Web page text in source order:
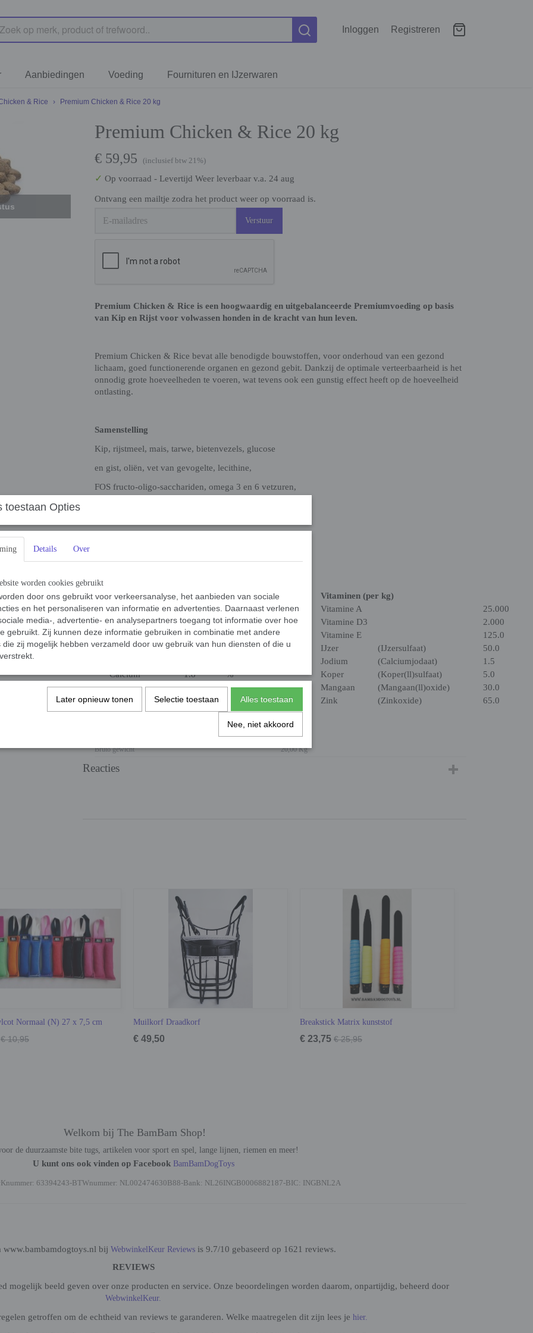
Inloggen Registreren
Aanbiedingen Voeding Fournituren en IJzerwaren
& Rice › Premium Chicken & Rice 20 kg
Premium Chicken & Rice 20 kg
€ 59,95 (inclusief btw 21%)
✓ Op voorraad - Levertijd Weer leverbaar v.a. 24 aug
Ontvang een mailtje zodra het product weer op voorraad is.
Verstuur
Premium Chicken & Rice is een hoogwaardig en uitgebalanceerde Premiumvoeding op basis
van Kip en Rijst voor volwassen honden in de kracht van hun leven.
Premium Chicken & Rice bevat alle benodigde bouwstoffen, voor onderhoud van een gezond
lichaam, goed functionerende organen en gezond gebit. Dankzij de optimale verteerbaarheid is het
onnodig grote hoeveelheden te voeren, wat tevens ook een gunstig effect heeft op de hoeveelheid
ontlasting.
Samenstelling
Kip, rijstmeel, mais, tarwe, bietenvezels, glucose
en gist, oliën, vet van gevogelte, lecithine,
FOS fructo-oligo-sacchariden, omega 3 en 6 vetzuren,
Analyse
Vitaminen (per kg)
Ruw Eiwit
26.0 % Vitamine A
25.000
Ruw Vet
15.0 % Vitamine D3
2.000
Vitamine E
125.0
Ruwe Celstof
3.5 % IJzer (IJzersulfaat)
50.0
Jodium (Calciumjodaat)
1.5
Calcium
1.8 % Koper (Koper(ll)sulfaat)
5.0
Fosfor
1.1 % Mangaan (Mangaan(ll)oxide)
30.0
Vocht
9.0 Zink (Zinkoxide) 65.0
Bruto gewicht 20,00 Kg
Reacties
Normaal (N) 27 x 7,5 cm
€ 10,95
Muilkorf Draadkorf
€ 49,50
Breakstick Matrix kunststof
€ 23,75 € 25,95
Welkom bij The BamBam Shop!
de duurzaamste bite tugs, artikelen voor sport en spel, lange lijnen, riemen en meer!
U kunt ons ook vinden op Facebook BamBamDogToys
63394243-BTWnummer: NL002474630B88-Bank: NL26INGB0006882187-BIC: INGBNL2A
www.bambamdogtoys.nl bij WebwinkelKeur Reviews is 9.7/10 gebaseerd op 1621 reviews.
REVIEWS
mogelijk beeld geven over onze producten en service. Onze beoordelingen worden daarom, onpartijdig, beheerd door
WebwinkelKeur.
getroffen om de echtheid van reviews te garanderen. Welke maatregelen dit zijn lees je hier.
toestaan Opties
Details Over
worden cookies gebruikt
door ons gebruikt voor verkeersanalyse, het aanbieden van sociale
en het personaliseren van informatie en advertenties. Daarnaast verlenen
media-, advertentie- en analysepartners toegang tot informatie over hoe
gebruikt. Zij kunnen deze informatie gebruiken in combinatie met andere
die zij mogelijk hebben verzameld door uw gebruik van hun diensten of die u
Later opnieuw tonen Selectie toestaan Alles toestaan
Nee, niet akkoord